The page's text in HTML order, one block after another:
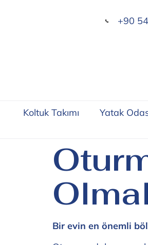
+90
Koltuk Takımı Yatak
Bir evin en önemli